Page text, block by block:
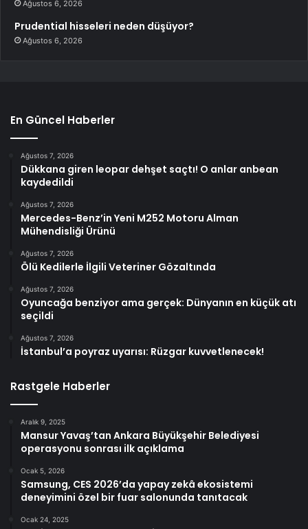
Ağustos 6, 2026
Prudential hisseleri neden düşüyor?
Ağustos 6, 2026
En Güncel Haberler
Ağustos 7, 2026
Dükkana giren leopar dehşet saçtı! O anlar anbean
kaydedildi
Ağustos 7, 2026
Mercedes-Benz’in Yeni M252 Motoru Alman
Mühendisliği Ürünü
Ağustos 7, 2026
Ölü Kedilerle İlgili Veteriner Gözaltında
Ağustos 7, 2026
Oyuncağa benziyor ama gerçek: Dünyanın en küçük atı
seçildi
Ağustos 7, 2026
İstanbul’a poyraz uyarısı: Rüzgar kuvvetlenecek!
Rastgele Haberler
Aralık 9, 2025
Mansur Yavaş’tan Ankara Büyükşehir Belediyesi
operasyonu sonrası ilk açıklama
Ocak 5, 2026
Samsung, CES 2026’da yapay zekâ ekosistemi
deneyimini özel bir fuar salonunda tanıtacak
Ocak 24, 2025